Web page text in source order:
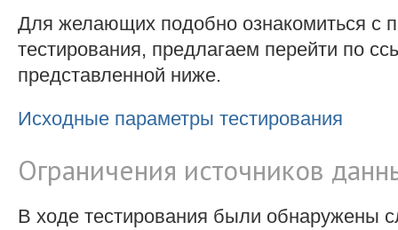
Для желающих подобно ознакомиться с
тестирования, предлагаем перейти по
представленной ниже.
Исходные параметры тестирования
Ограничения источников
В ходе тестирования были обнаружены